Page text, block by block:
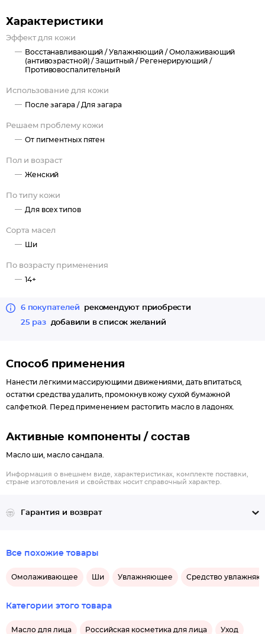
и после загара. Эффективно как бальзам для сухих,
обветренных и потрескавшихся губ.
Характеристики
Эффект для кожи
Восстанавливающий /Увлажняющий /Омолаживающий
(антивозрастной) /Защитный / Регенерирующий /
Противовоспалительный
Использование для кожи
После загара / Для загара
Решаем проблему кожи
От пигментных пятен
Пол и возраст
Женский
По типу кожи
Для всех типов
Сорта масел
Ши
По возрасту применения
14+
6 покупателей
рекомендуют приобрести
25 раз
добавили в список желаний
Способ применения
Нанести лёгкими массирующими движениями, дать впитаться,
остатки средства удалить, промокнув кожу сухой бумажной
салфеткой. Перед применением растопить масло в ладонях.
Активные компоненты / состав
Масло ши, масло сандала.
Информация о внешнем виде, характеристиках, комплекте поставки,
стране изготовления и свойствах носит справочный характер.
Гарантия и возврат
Все похожие товары
Омолаживающее Ши Увлажняющее Средство
Категории этого товара
Масло для лица Российская косметика для лица Уход